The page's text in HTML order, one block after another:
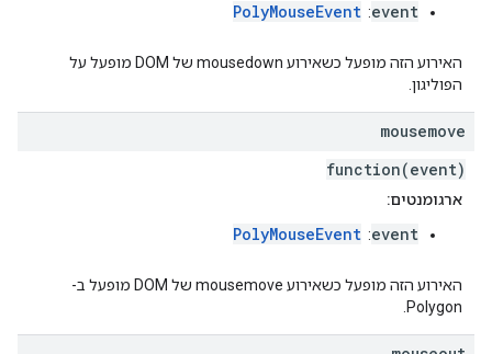
event
:
PolyMouseEvent
האירוע הזה מופעל כשאירוע mousedown של DOM מופעל על
הפוליגון.
mousemove
function(event)
ארגומנטים:
event
:
PolyMouseEvent
האירוע הזה מופעל כשאירוע mousemove של DOM מופעל ב-
Polygon.